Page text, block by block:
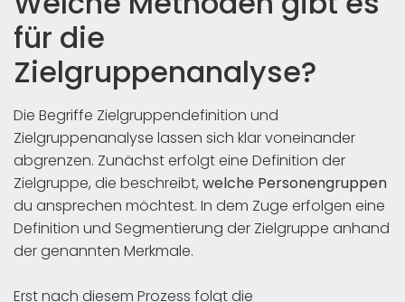
für die
Zielgruppenanalyse?
Die Begriffe Zielgruppendefinition und
Zielgruppenanalyse lassen sich klar voneinander
abgrenzen. Zunächst erfolgt eine Definition der
Zielgruppe, die beschreibt, welche Personengruppen
du ansprechen möchtest. In dem Zuge erfolgen eine
Definition und Segmentierung der Zielgruppe anhand
der genannten Merkmale.
Erst nach diesem Prozess folgt die